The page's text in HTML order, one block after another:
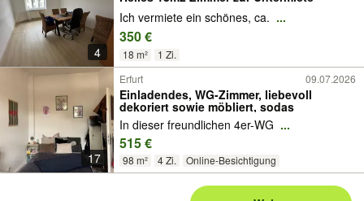
4
Ich vermiete ein schönes, ca. ...
350 €
18 m² 1 Zi.
17
Erfurt 09.07.2026
Einladendes, WG-Zimmer, liebevoll
dekoriert sowie möbliert, sodas
In dieser freundlichen 4er-WG ...
515 €
98 m² 4 Zi. Online-Besichtigung